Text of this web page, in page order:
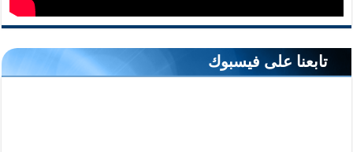
تابعنا على فيسبوك